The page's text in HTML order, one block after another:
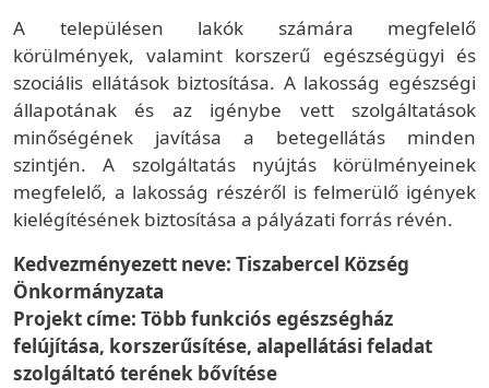
A településen lakók számára megfelelő
körülmények, valamint korszerű egészségügyi és
szociális ellátások biztosítása. A lakosság egészségi
állapotának és az igénybe vett szolgáltatások
minőségének javítása a betegellátás minden
szintjén. A szolgáltatás nyújtás körülményeinek
megfelelő, a lakosság részéről is felmerülő igények
kielégítésének biztosítása a pályázati forrás révén.
Kedvezményezett neve: Tiszabercel Község
Önkormányzata
Projekt címe: Több funkciós egészségház
felújítása, korszerűsítése, alapellátási feladat
szolgáltató terének bővítése